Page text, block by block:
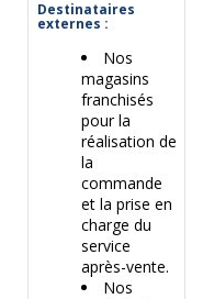
Destinataires
externes :
Nos
magasins
franchisés
pour la
réalisation de
la
commande
et la prise en
charge du
service
après-vente.
Nos